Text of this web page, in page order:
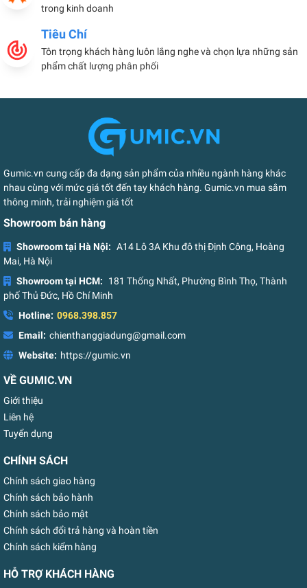
trong kinh doanh
Tiêu Chí
Tôn trọng khách hàng luôn lắng nghe và chọn lựa những sản
phẩm chất lượng phân phối
Gumic.vn cung cấp đa dạng sản phẩm của nhiều ngành hàng khác
nhau cùng với mức giá tốt đến tay khách hàng. Gumic.vn mua sắm
thông minh, trải nghiệm giá tốt
Showroom bán hàng
Showroom tại Hà Nội: A14 Lô 3A Khu đô thị Định Công, Hoàng
Mai, Hà Nội
Showroom tại HCM:
181 Thống Nhất, Phường Bình Thọ, Thành
phố Thủ Đức, Hồ Chí Minh
Hotline: 0968.398.857
Email: chienthanggiadung@gmail.com
Website: https://gumic.vn
VỀ GUMIC.VN
Giới thiệu
Liên hệ
Tuyển dụng
CHÍNH SÁCH
Chính sách giao hàng
Chính sách bảo hành
Chính sách bảo mật
Chính sách đổi trả hàng và hoàn tiền
Chính sách kiểm hàng
HỖ TRỢ KHÁCH HÀNG